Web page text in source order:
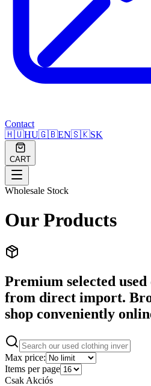
Contact
🇭🇺HU🇬🇧EN🇸🇰SK
CART
Wholesale Stock
Our Products
Premium selected
from direct import.
shop conveniently
Max price:
Items per page
Csak Akciós